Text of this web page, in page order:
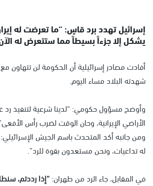
إسرائيل تهدد برد قاسٍ: “ما تعرضت له
يشكل إلا جزءاً بسيطاً مما ستتعرض له
أفادت مصادر إسرائيلية أن الحكومة لن تتهاون
شهدته البلاد مساء اليوم.
وأوضح مسؤول حكومي: “لدينا شرعية لتنفيذ
الأراضي الإيرانية، وحان الوقت لضرب رأس
ومن جانبه أكد المتحدث باسم الجيش
له تداعيات، ونحن مستعدون بقوة للرد”.
في المقابل، جاء الرد من طهران:“إذا رددتم،